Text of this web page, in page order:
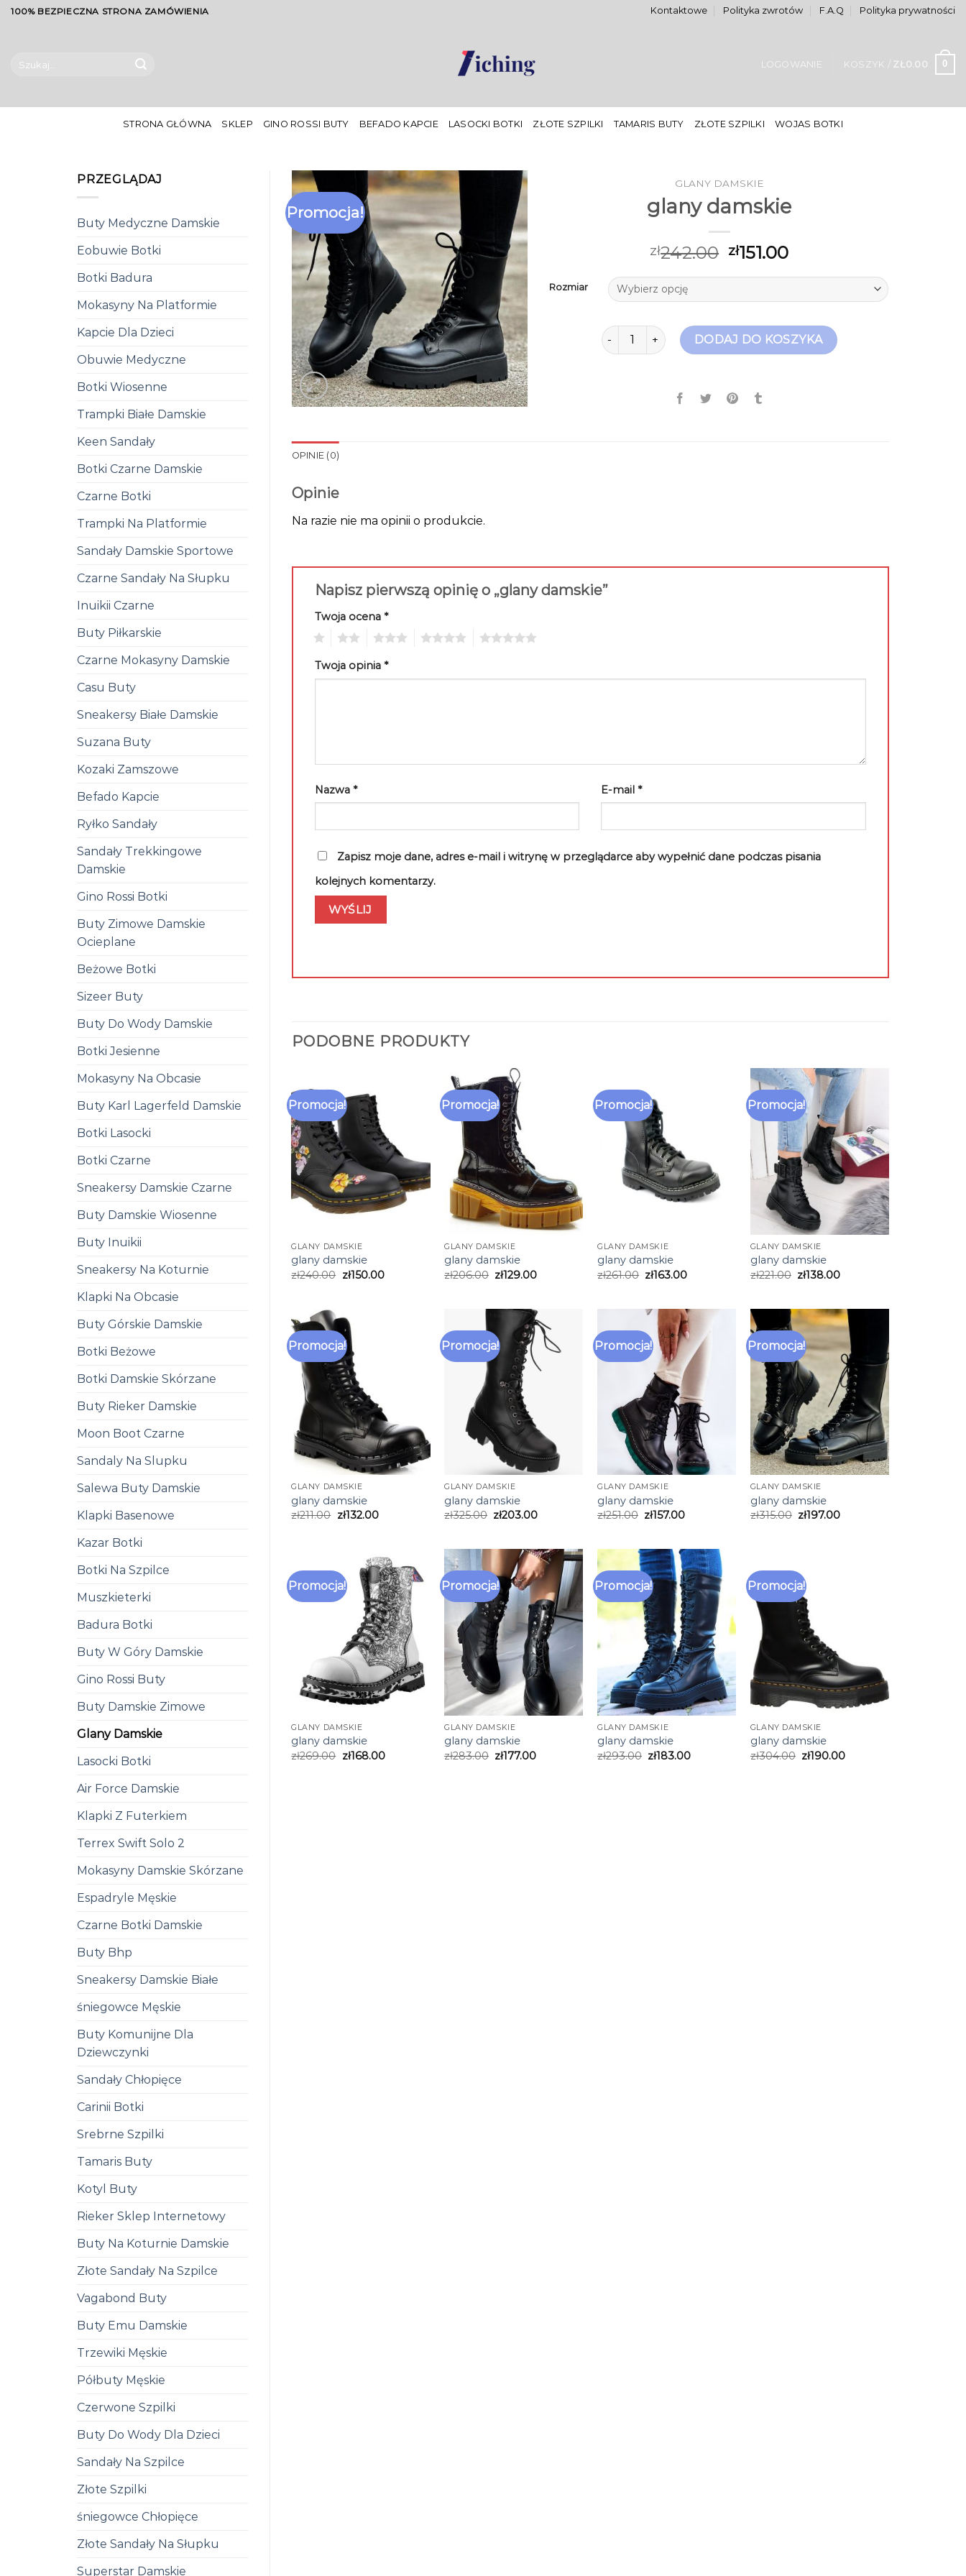
Skip100% BEZPIECZNA STRONA ZAMÓWIENIA Kontaktowe Polityka zwrotów F.A.Q Polityka prywatności
LOGOWANIE KOSZYK / ZŁ 0.00 0
STRONA GŁÓWNA SKLEP GINO ROSSI BUTY BEFADO KAPCIE LASOCKI BOTKI ZŁOTE SZPILKI TAMARIS BUTY ZŁOTE SZPILKI WOJAS BOTKI
PRZEGLĄDAJ
Buty Medyczne Damskie
Eobuwie Botki
Botki Badura
Mokasyny Na Platformie
Kapcie Dla Dzieci
Obuwie Medyczne
Botki Wiosenne
Trampki Białe Damskie
Keen Sandały
Botki Czarne Damskie
Czarne Botki
Trampki Na Platformie
Sandały Damskie Sportowe
Czarne Sandały Na Słupku
Inuikii Czarne
Buty Piłkarskie
Czarne Mokasyny Damskie
Casu Buty
Sneakersy Białe Damskie
Suzana Buty
Kozaki Zamszowe
Befado Kapcie
Ryłko Sandały
Sandały Trekkingowe
Damskie
Gino Rossi Botki
Buty Zimowe Damskie
Ocieplane
Beżowe Botki
Sizeer Buty
Buty Do Wody Damskie
Botki Jesienne
Mokasyny Na Obcasie
Buty Karl Lagerfeld Damskie
Botki Lasocki
Botki Czarne
Sneakersy Damskie Czarne
Buty Damskie Wiosenne
Buty Inuikii
Sneakersy Na Koturnie
Klapki Na Obcasie
Buty Górskie Damskie
Botki Beżowe
Botki Damskie Skórzane
Buty Rieker Damskie
Moon Boot Czarne
Sandaly Na Slupku
Salewa Buty Damskie
Klapki Basenowe
Kazar Botki
Botki Na Szpilce
Muszkieterki
Badura Botki
Buty W Góry Damskie
Gino Rossi Buty
Buty Damskie Zimowe
Glany Damskie
Lasocki Botki
Air Force Damskie
Klapki Z Futerkiem
Terrex Swift Solo 2
Mokasyny Damskie Skórzane
Espadryle Męskie
Czarne Botki Damskie
Buty Bhp
Sneakersy Damskie Białe
śniegowce Męskie
Buty Komunijne Dla
Dziewczynki
Sandały Chłopięce
Carinii Botki
Srebrne Szpilki
Tamaris Buty
Kotyl Buty
Rieker Sklep Internetowy
Buty Na Koturnie Damskie
Złote Sandały Na Szpilce
Vagabond Buty
Buty Emu Damskie
Trzewiki Męskie
Półbuty Męskie
Czerwone Szpilki
Buty Do Wody Dla Dzieci
Sandały Na Szpilce
Złote Szpilki
śniegowce Chłopięce
Złote Sandały Na Słupku
Superstar Damskie
Promocja!
GLANY DAMSKIE
glany damskie
zł242.00 zł151.00
Rozmiar
ilość glany damskieDODAJ DO KOSZYKA
OPINIE (0)
Opinie
Na razie nie ma opinii o produkcie.
Napisz pierwszą opinię o „glany damskie”
Twoja ocena *
Twoja opinia *
Nazwa * E-mail*
Zapisz moje dane, adres e-mail i witrynę w przeglądarce aby wypełnić dane podczas pisania
kolejnych komentarzy.
PODOBNE PRODUKTY
Promocja!
GLANY DAMSKIE
glany damskie
zł240.00 zł150.00
Promocja!
GLANY DAMSKIE
glany damskie
zł206.00 zł129.00
Promocja!
GLANY DAMSKIE
glany damskie
zł261.00 zł163.00
Promocja!
GLANY DAMSKIE
glany damskie
zł221.00 zł138.00
Promocja!
GLANY DAMSKIE
glany damskie
zł211.00 zł132.00
Promocja!
GLANY DAMSKIE
glany damskie
zł325.00 zł203.00
Promocja!
GLANY DAMSKIE
glany damskie
zł251.00 zł157.00
Promocja!
GLANY DAMSKIE
glany damskie
zł315.00 zł197.00
Promocja!
GLANY DAMSKIE
glany damskie
zł269.00 zł168.00
Promocja!
GLANY DAMSKIE
glany damskie
zł283.00 zł177.00
Promocja!
GLANY DAMSKIE
glany damskie
zł293.00 zł183.00
Promocja!
GLANY DAMSKIE
glany damskie
zł304.00 zł190.00